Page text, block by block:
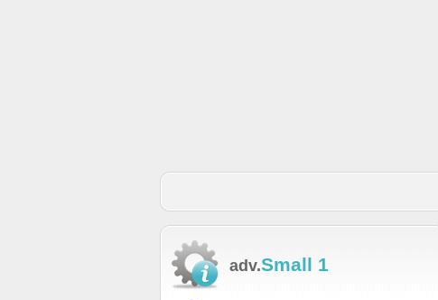
adv.Small 1